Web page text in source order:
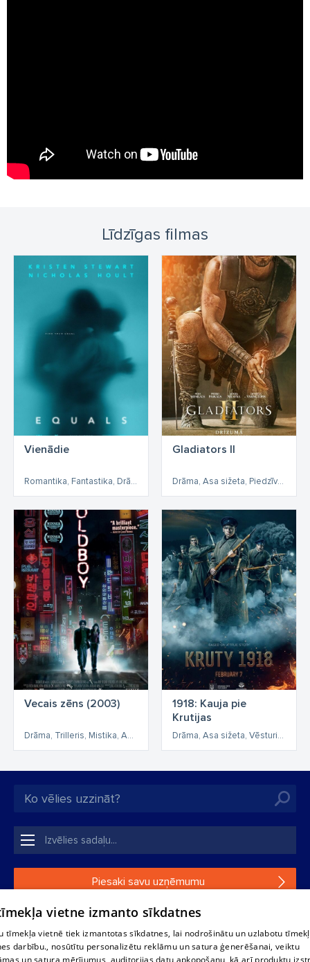
Līdzīgas filmas
Vienādie
Romantika, Fantastika, Drāma
Gladiators II
Drāma, Asa sižeta, Piedzīvojumu
Vecais zēns (2003)
Drāma, Trilleris, Mistika, Asa sižeta
1918: Kauja pie
Krutijas
Drāma, Asa sižeta, Vēsturiska
Piesaki savu uzņēmumu
Ja tavs uzņēmums nav mūsu datubāzē, aizpildi vienkāršu
vietne izmanto sīkdatnes
tīmekļa vietnē tiek izmantotas sīkdatnes, lai nodrošinātu un uzlabotu
darbību., nosūtītu personalizētu reklāmu un satura ģenerēšanai, veiktu
un satura mērījumus, auditorijas datu apkopošanu, kā arī produktu